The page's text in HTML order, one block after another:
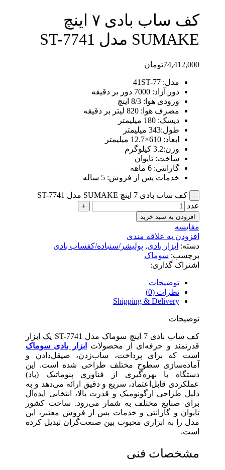
کف ساب بادی ۷ اینچ
SUMAKE مدل ST-7741
74,412,000تومان
مدل: 41ST-77
دور آزاد: 7000 دور بر دقیقه
ورودی هوا: 8/3 اینچ
مصرف هوا: 820 لیتر بر دقیقه
دیسک: 180 میلیمتر
طول:343 میلیمتر
ابعاد: 610×12.7 میلیمتر
وزن:3.2 کیلوگرم
ساخت: تایوان
گارانتی: 6 ماهه
خدمات پس از فروش: 5 ساله
کف ساب بادی 7 اینچ SUMAKE مدل ST-7741
عدد
افزودن به سبد خرید
مقایسه
افزودن به علاقه مندی
دسته: ابزار بادی, پولیشر/سنباده/کفساب بادی
برچسب: سوماک
اشتراک گذاری:
توضیحات
نظرات (0)
Shipping & Delivery
توضیحات
کف ساب بادی 7 اینچ سوماک مدل ST-7741 یک ابزار
قدرتمند و حرفه‌ای از محصولات
ابزار بادی سوماک
است که برای پرداخت، ساب‌زدن، صیقل‌دادن و
آماده‌سازی سطوح مختلف طراحی شده است. این
دستگاه با بهره‌گیری از فناوری پنوماتیک (باد)
عملکردی قابل‌اعتماد، سریع و دقیق ارائه می‌دهد و به
دلیل طراحی ارگونومیک و قدرت بالا، انتخابی ایده‌آل
برای صنایع مختلف به شمار می‌رود. ساخت کشور
تایوان و گارانتی و خدمات پس از فروش معتبر، این
مدل را به ابزاری محبوب بین صنعت‌گران تبدیل کرده
است.
مشخصات فنی